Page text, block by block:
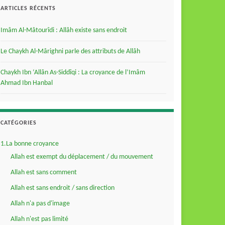
ARTICLES RÉCENTS
Imâm Al-Mâtourîdi : Allâh existe sans endroit
Le Chaykh Al-Mârighni parle des attributs de Allâh
Chaykh Ibn ‘Allân As-Siddîqi : La croyance de l’Imâm
Ahmad Ibn Hanbal
CATÉGORIES
1.La bonne croyance
Allah est exempt du déplacement / du mouvement
Allah est sans comment
Allah est sans endroit / sans direction
Allah n'a pas d'image
Allah n'est pas limité